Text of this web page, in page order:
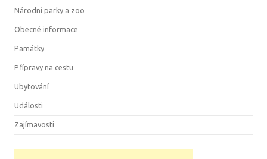
Národní parky a zoo
Obecné informace
Památky
Přípravy na cestu
Ubytování
Události
Zajímavosti